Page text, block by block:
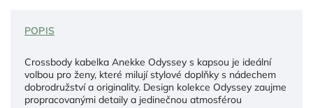
POPIS
Crossbody kabelka Anekke Odyssey s kapsou je ideální
volbou pro ženy, které milují stylové doplňky s nádechem
dobrodružství a originality. Design kolekce Odyssey zaujme
propracovanými detaily a jedinečnou atmosférou